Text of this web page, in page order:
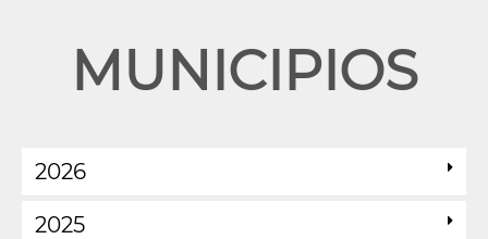
MUNICIPIOS
2026
2025